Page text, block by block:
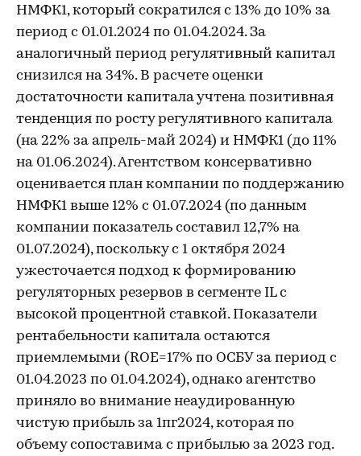
НМФК1, который сократился с 13% до 10% за
период с 01.01.2024 по 01.04.2024. За
аналогичный период регулятивный капитал
снизился на 34%. В расчете оценки
достаточности капитала учтена позитивная
тенденция по росту регулятивного капитала
(на 22% за апрель-май 2024) и НМФК1 (до 11%
на 01.06.2024). Агентством консервативно
оценивается план компании по поддержанию
НМФК1 выше 12% с 01.07.2024 (по данным
компании показатель составил 12,7% на
01.07.2024), поскольку с 1 октября 2024
ужесточается подход к формированию
регуляторных резервов в сегменте IL с
высокой процентной ставкой. Показатели
рентабельности капитала остаются
приемлемыми (ROE=17% по ОСБУ за период с
01.04.2023 по 01.04.2024), однако агентство
приняло во внимание неаудированную
чистую прибыль за 1пг2024, которая по
объему сопоставима с прибылью за 2023 год.